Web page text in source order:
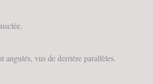
angulés, vus de derrière parallèles.